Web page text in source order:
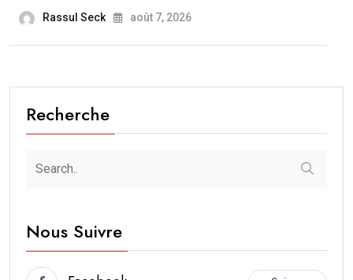
Rassul Seck août 7, 2026
Recherche
Nous Suivre